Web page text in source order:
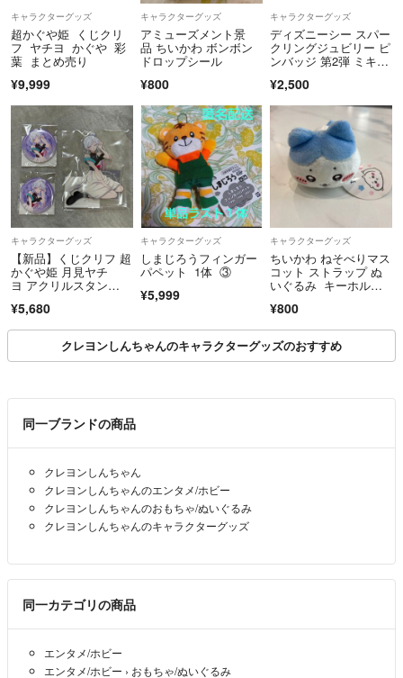
キャラクターグッズ
超かぐや姫 くじクリ
フ ヤチヨ かぐや 彩
葉 まとめ売り
¥9,999
キャラクターグッズ
アミューズメント景
品 ちいかわ ボンボン
ドロップシール
¥800
キャラクターグッズ
ディズニーシー スパー
クリングジュビリー ピ
ンバッジ 第2弾 ミキミ
¥2,500
キャラクターグッズ
【新品】くじクリフ 超
かぐや姫 月見ヤチ
ヨ アクリルスタン
¥5,680
キャラクターグッズ
しまじろうフィンガー
パペット 1体 ③
¥5,999
キャラクターグッズ
ちいかわ ねそべりマス
コット ストラップ ぬ
いぐるみ キーホルダ
プ ぬいぐるみマスコ
ット
¥800
クレヨンしんちゃんのキャラクターグッズのおすすめ
同一ブランドの商品
クレヨンしんちゃん
クレヨンしんちゃんのエンタメ/ホビー
クレヨンしんちゃんのおもちゃ/ぬいぐるみ
クレヨンしんちゃんのキャラクターグッズ
同一カテゴリの商品
エンタメ/ホビー
エンタメ/ホビー › おもちゃ/ぬいぐるみ